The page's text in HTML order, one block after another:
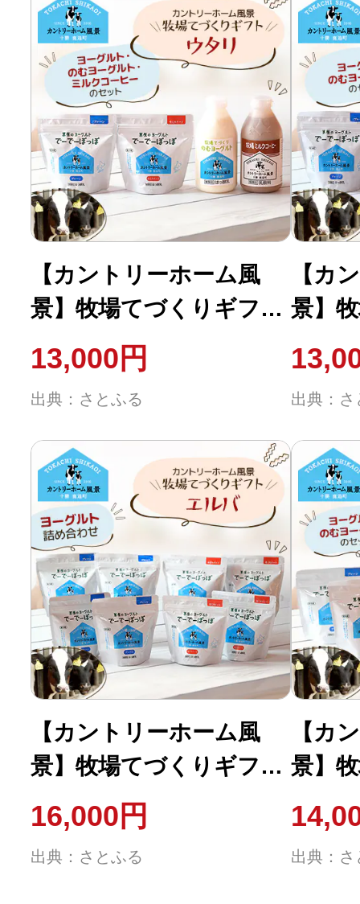
【カントリーホーム風
景】牧場てづくりギフト
「ウタリ」 ヨーグルト
ミルクコーヒー セッ
ト 計4種類
13,000円
出典：さとふる
【カ
景】
「テ
むヨ
種合
出典：さ
【カントリーホーム風
景】牧場てづくりギフト
「エルバ」 ヨーグルト 2
種 計2.4kg
16,000円
出典：さとふる
【カ
景】
「ブ
のむ
ト 3
出典：さ